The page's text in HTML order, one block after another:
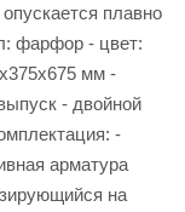
плавно
фарфор - цвет:
мм -
- двойной
-
арматура
на